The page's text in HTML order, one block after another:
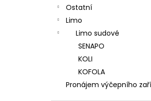
Ostatní
Limo
Limo sudové
SENAPO
KOLI
KOFOLA
Pronájem výčepního